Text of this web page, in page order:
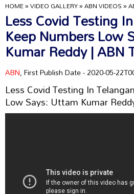
HOME»VIDEO GALLERY»ABN VIDEOS»
Less Covid Testing
Keep Numbers Low
Kumar Reddy | ABN
ABN, First Publish Date - 2020-05-
Less Covid Testing In
Low Says: Uttam Kumar